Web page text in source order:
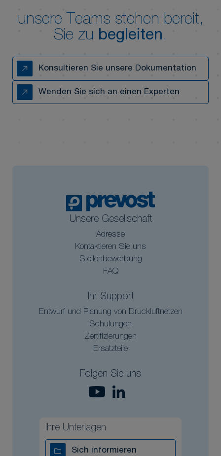
unsere Teams stehen bereit,
Sie zu begleiten.
Konsultieren Sie unsere Dokumentation
Wenden Sie sich an einen Experten
Unsere Gesellschaft
Adresse
Kontaktieren Sie uns
Stellenbewerbung
FAQ
Ihr Support
Entwurf und Planung von Druckluftnetzen
Schulungen
Zertifizierungen
Ersatzteile
Folgen Sie uns
Ihre Unterlagen
Sich informieren